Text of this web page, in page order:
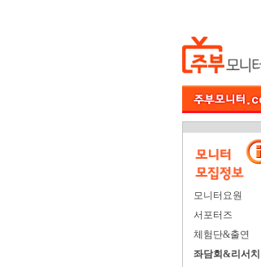
모니터요원
서포터즈
체험단&출연
좌담회&리서치